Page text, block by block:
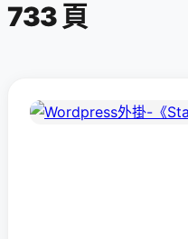
733 頁